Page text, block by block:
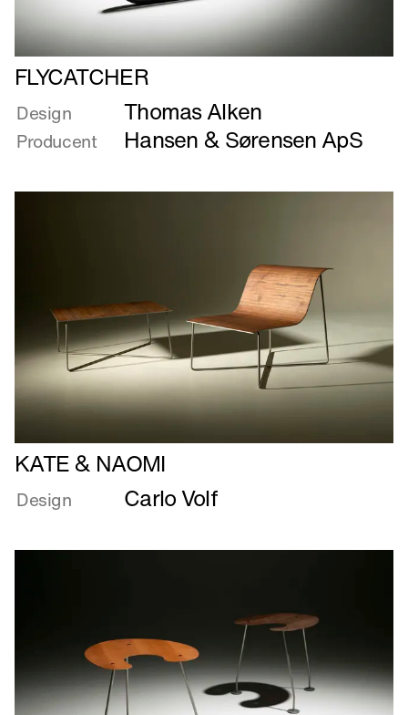
Læs
mere
om
FLYCATCHER
FLYCATCHER
Design Thomas Alken
Producent Hansen & Sørensen ApS
Læs
mere
om
KATE & NAOMI
Design Carlo Volf